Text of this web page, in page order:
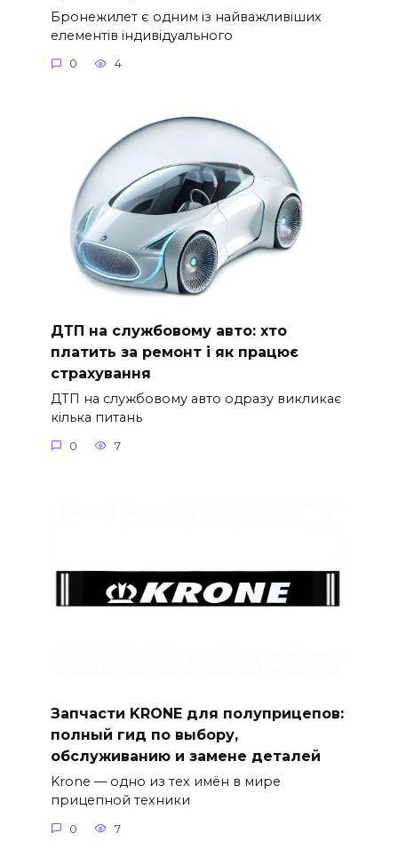
Бронежилет є одним із найважливіших
елементів індивідуального
0 4
ДТП на службовому авто: хто
платить за ремонт і як працює
страхування
ДТП на службовому авто одразу викликає
кілька питань
0 7
Запчасти KRONE для полуприцепов:
полный гид по выбору,
обслуживанию и замене деталей
Krone — одно из тех имён в мире
прицепной техники
0 7